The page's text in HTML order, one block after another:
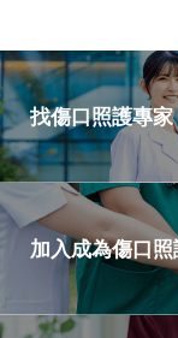
找傷口照護專家
加入成為傷口